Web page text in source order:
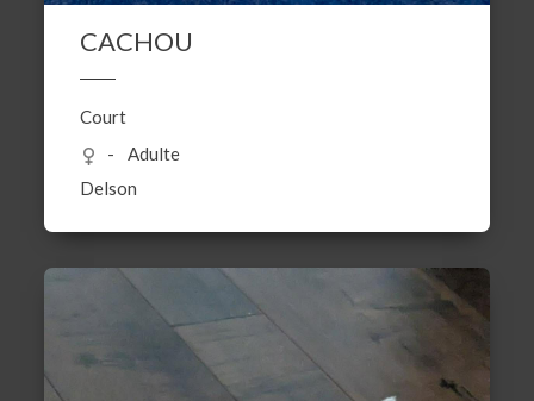
CACHOU
Court
Adulte
Delson